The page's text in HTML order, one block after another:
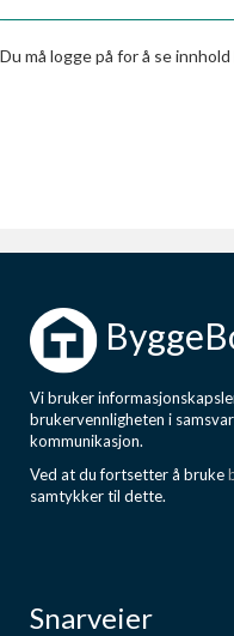
Boligmappa+
Få mer ut av Boligmappa
Du må logge på for å se
Vi bruker
brukervennligheten i
kommunikasjon.
Ved at du fortsetter å bruke
samtykker til dette.
Snarveier